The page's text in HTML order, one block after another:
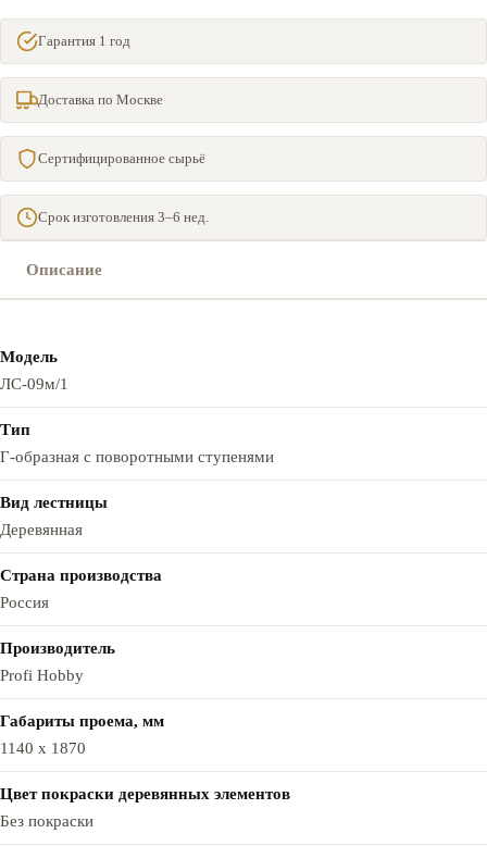
Гарантия 1 год
Доставка по Москве
Сертифицированное сырьё
Срок изготовления 3–6 нед.
Описание
Модель
ЛС-09м/1
Тип
Г-образная с поворотными ступенями
Вид лестницы
Деревянная
Страна производства
Россия
Производитель
Profi Hobby
Габариты проема, мм
1140 x 1870
Цвет покраски деревянных элементов
Без покраски